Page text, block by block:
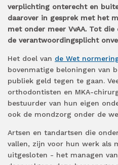
verplichting onterecht en
daarover in gesprek met het
met onder meer VvAA. Tot
de verantwoordingsplicht
Het doel van de Wet
bovenmatige beloningen van
publiek geld tegen te gaan.
orthodontisten en MKA-
bestuurder van hun eigen
ook de mondzorg onder de
Artsen en tandartsen die
vallen, zijn voor hun werk als
uitgesloten - het managen